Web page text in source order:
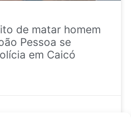
de matar homem
Pessoa se
em Caicó